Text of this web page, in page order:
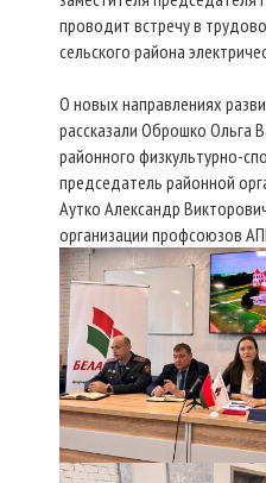
проводит встречу в
сельского района
О новых направлениях
рассказали Оброшко Ольга
районного физкультурно-
председатель районной
Аутко Александр
организации профсоюзов